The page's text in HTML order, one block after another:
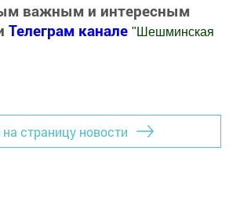
важным и интересным
Телеграм канале "Шешминская
страницу новости